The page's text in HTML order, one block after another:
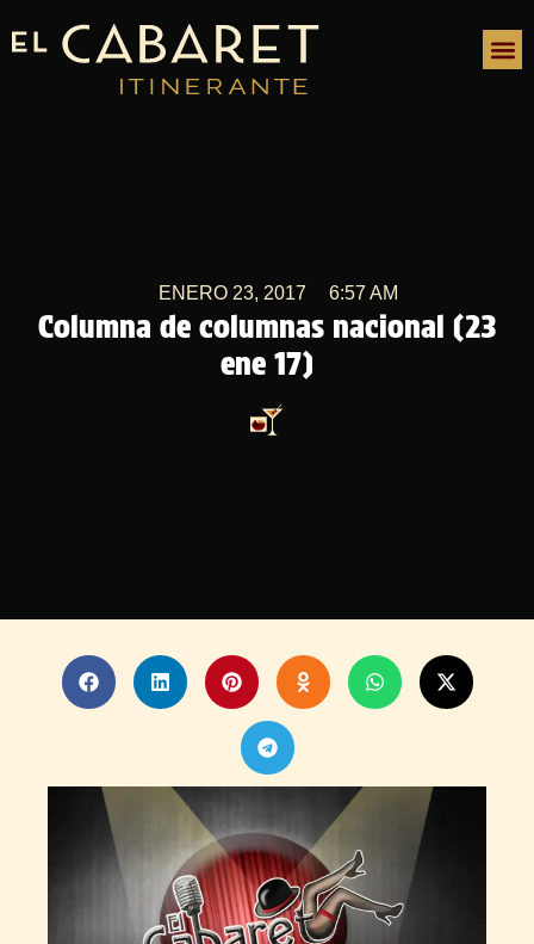
Columna de columnas nacional (23
ene 17)
ENERO 23, 2017 6:57 AM